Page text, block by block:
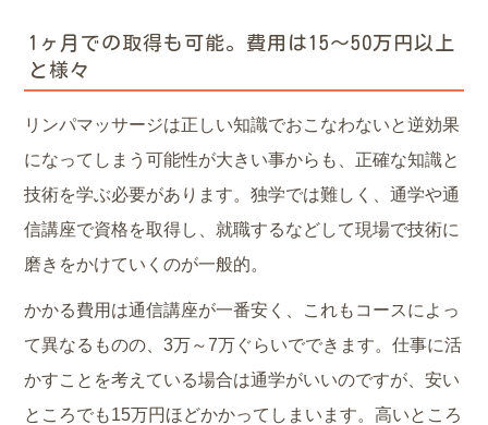
1ヶ月での取得も可能。費用は15～50万円以上
と様々
リンパマッサージは正しい知識でおこなわないと逆効果
になってしまう可能性が大きい事からも、正確な知識と
技術を学ぶ必要があります。独学では難しく、通学や通
信講座で資格を取得し、就職するなどして現場で技術に
磨きをかけていくのが一般的。
かかる費用は通信講座が一番安く、これもコースによっ
て異なるものの、3万～7万ぐらいでできます。仕事に活
かすことを考えている場合は通学がいいのですが、安い
ところでも15万円ほどかかってしまいます。高いところ